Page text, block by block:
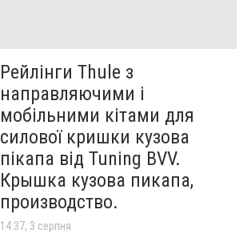
Рейлінги Thule з
направляючими і
мобільними кітами для
силової кришки кузова
пікапа від Tuning BVV.
Крышка кузова пикапа,
производство.
14:37, 3 серпня